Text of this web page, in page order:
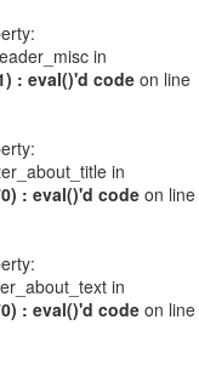
in
: eval()'d codeon line
in
: eval()'d codeon line
in
: eval()'d codeon line